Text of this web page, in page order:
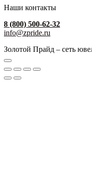
Наши контакты
8 (800) 500-62-32
info@zpride.ru
Золотой Прайд – сеть